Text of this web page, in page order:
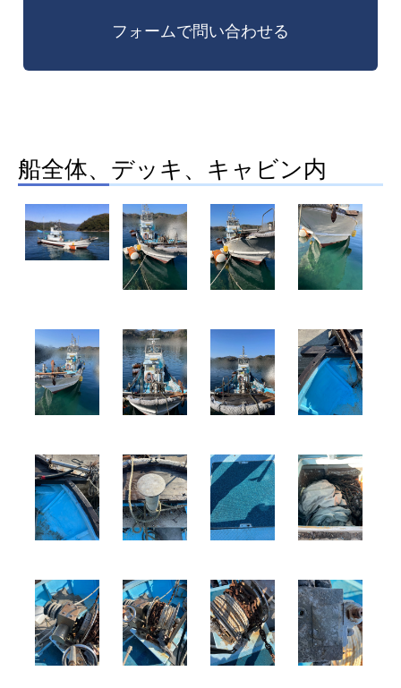
船全体、デッキ、キャビン内